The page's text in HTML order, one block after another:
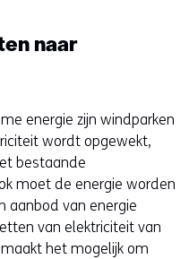
naar
energie zijn windparken
wordt opgewekt,
bestaande
moet de energie worden
aanbod van energie
van elektriciteit van
het mogelijk om